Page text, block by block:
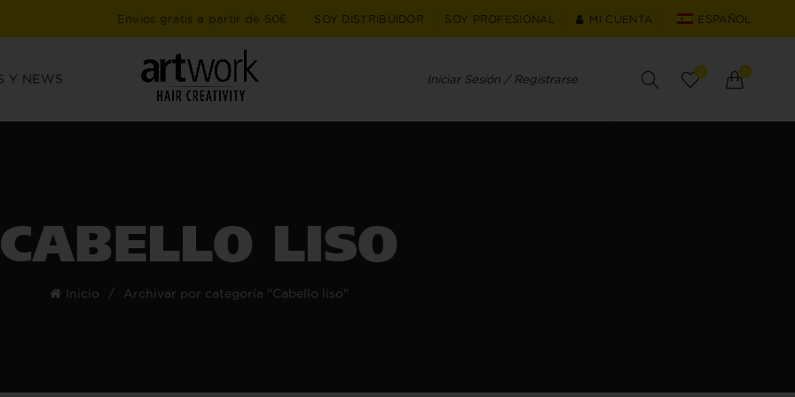
Envios gratis a partir de 50€ SOY DISTRIBUIDOR SOY PROFESIONAL MI CUENTA ESPAÑOL
Y NEWS Iniciar Sesión / Registrarse
0 0
CABELLO LISO
Inicio Archivar por categoría "Cabello liso"